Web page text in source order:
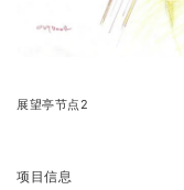
展望亭节点2
项目信息